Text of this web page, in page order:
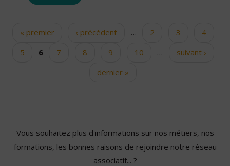
Pages« premier ‹ précédent … 2 3
4
5
6 7 8 9 10 …
suivant ›
dernier »
Vous souhaitez plus d'informations sur nos métiers, nos
formations, les bonnes raisons de rejoindre notre réseau
associatif... ?